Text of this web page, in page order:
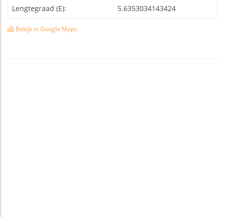
Lengtegraad (E): 5.6353034143424
Bekijk in Google Maps